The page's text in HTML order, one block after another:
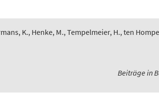
K., Henke, M., Tempelmeier, H., ten
Beiträge in